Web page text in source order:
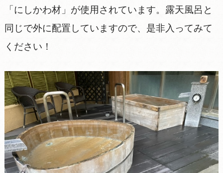
「にしかわ材」が使用されています。露天風呂と
同じで外に配置していますので、是非入ってみて
ください！